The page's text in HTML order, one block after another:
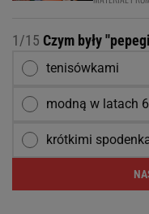
1/15 Czym były
tenisówkami
modną w latach
krótkimi